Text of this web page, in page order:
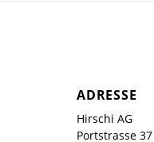
ADRESSE
Hirschi AG
Portstrasse 37